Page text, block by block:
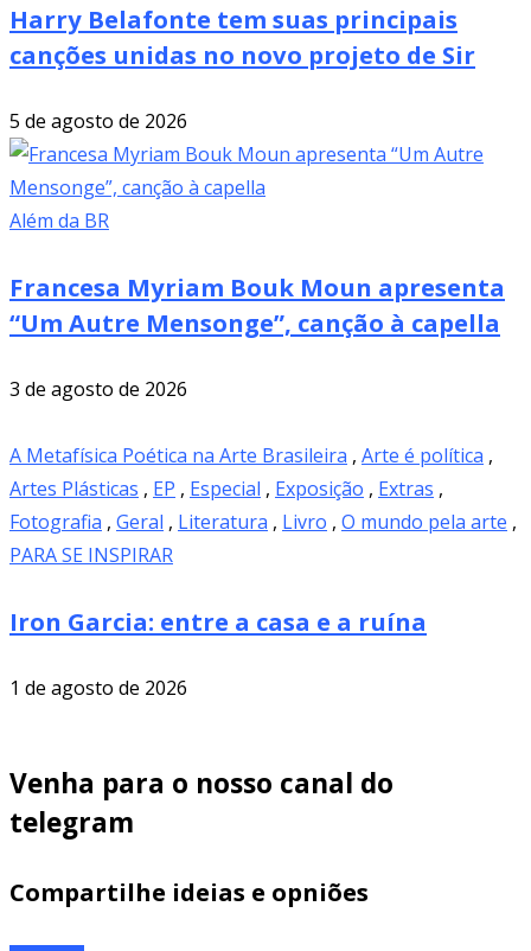
Harry Belafonte tem suas principais
canções unidas no novo projeto de Sir
5 de agosto de 2026
Além da BR
Francesa Myriam Bouk Moun apresenta
“Um Autre Mensonge”, canção à capella
3 de agosto de 2026
A Metafísica Poética na Arte Brasileira , Arte é política ,
Artes Plásticas , EP , Especial , Exposição , Extras ,
Fotografia , Geral , Literatura , Livro , O mundo pela arte ,
PARA SE INSPIRAR
Iron Garcia: entre a casa e a ruína
1 de agosto de 2026
Venha para o nosso canal do
telegram
Compartilhe ideias e opniões